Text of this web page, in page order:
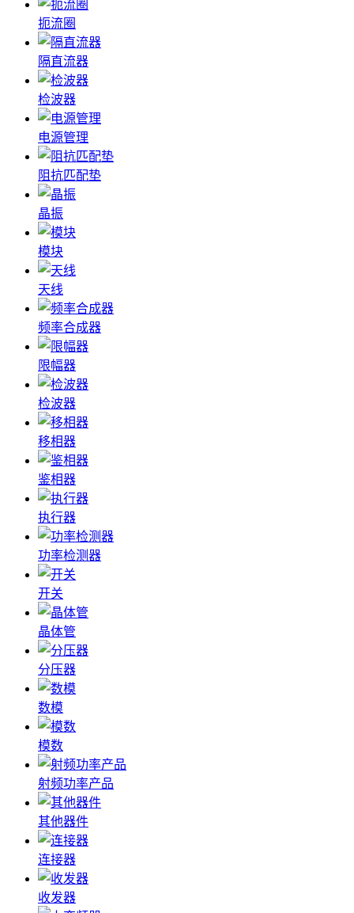
扼流圈
隔直流器
检波器
电源管理
阻抗匹配垫
晶振
模块
天线
频率合成器
限幅器
检波器
移相器
鉴相器
执行器
功率检测器
开关
晶体管
分压器
数模
模数
射频功率产品
其他器件
连接器
收发器